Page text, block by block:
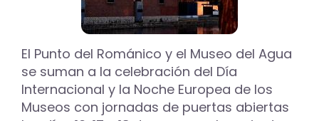
El Punto del Románico y el Museo del Agua
se suman a la celebración del Día
Internacional y la Noche Europea de los
Museos con jornadas de puertas abiertas